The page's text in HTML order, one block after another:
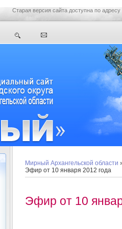
Старая версия сайта доступна по адресу
Мирный Архангельской области
Эфир от 10 января 2012 года
Эфир от 10